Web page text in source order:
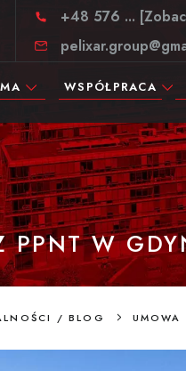
+48 576 ...
WSPÓŁPRACA
PPNT W
/ BLOG >